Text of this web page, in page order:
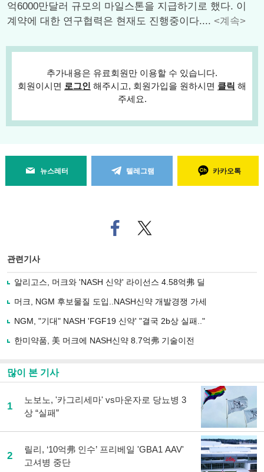
억6000만달러 규모의 마일스톤을 지급하기로 했다. 이
계약에 대한 연구협력은 현재도 진행중이다.... <계속>
추가내용은 유료회원만 이용할 수 있습니다.
회원이시면 로그인 해주시고, 회원가입을 원하시면 클릭 해
주세요.
뉴스레터 텔레그램 카카오톡
페
이
로
기
사
유
기
트위
터로
관련기사
알리고스, 머크와 'NASH 신약' 라이선스 4.58억弗 딜
머크, NGM 후보물질 도입..NASH신약 개발경쟁 가세
NGM, "기대" NASH 'FGF19 신약' "결국 2b상 실패.."
한미약품, 美 머크에 NASH신약 8.7억弗 기술이전
많이 본 기사
1
노보노, '카그리세마' vs마운자로 당뇨병 3
상 “실패”
2
릴리, ‘10억弗 인수’ 프리베일 'GBA1 AAV'
고셔병 중단